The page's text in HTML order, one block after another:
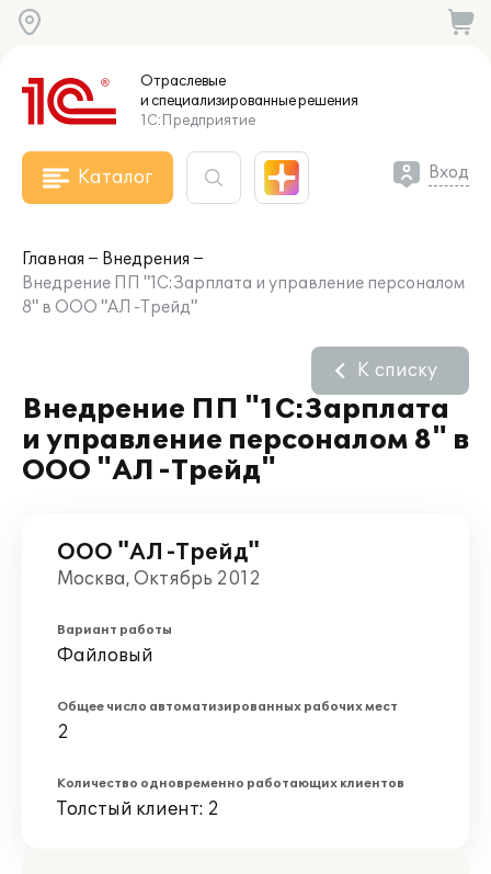
Отраслевые
и специализированныерешения
1С:Предприятие
Каталог Вход
Главная
Внедрения
Внедрение ПП "1С:Зарплата и управление персоналом
8" в ООО "АЛ -Трейд"
Внедрение ПП "1С:Зарплата
и управление персоналом 8" в
ООО "АЛ -Трейд"
К списку
ООО "АЛ -Трейд"
Москва, Октябрь 2012
Вариант работы
Файловый
Общее число автоматизированных рабочих мест
2
Количество одновременно работающих клиентов
Толстый клиент: 2